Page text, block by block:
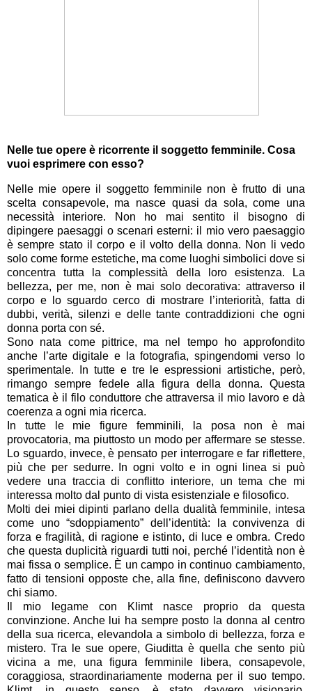
Nelle tue opere è ricorrente il soggetto femminile. Cosa
vuoi esprimere con esso?
Nelle mie opere il soggetto femminile non è frutto di una
scelta consapevole, ma nasce quasi da sola, come una
necessità interiore. Non ho mai sentito il bisogno di
dipingere paesaggi o scenari esterni: il mio vero paesaggio
è sempre stato il corpo e il volto della donna. Non li vedo
solo come forme estetiche, ma come luoghi simbolici dove si
concentra tutta la complessità della loro esistenza. La
bellezza, per me, non è mai solo decorativa: attraverso il
corpo e lo sguardo cerco di mostrare l’interiorità, fatta di
dubbi, verità, silenzi e delle tante contraddizioni che ogni
donna porta con sé.
Sono nata come pittrice, ma nel tempo ho approfondito
anche l’arte digitale e la fotografia, spingendomi verso lo
sperimentale. In tutte e tre le espressioni artistiche, però,
rimango sempre fedele alla figura della donna. Questa
tematica è il filo conduttore che attraversa il mio lavoro e dà
coerenza a ogni mia ricerca.
In tutte le mie figure femminili, la posa non è mai
provocatoria, ma piuttosto un modo per affermare se stesse.
Lo sguardo, invece, è pensato per interrogare e far riflettere,
più che per sedurre. In ogni volto e in ogni linea si può
vedere una traccia di conflitto interiore, un tema che mi
interessa molto dal punto di vista esistenziale e filosofico.
Molti dei miei dipinti parlano della dualità femminile, intesa
come uno “sdoppiamento” dell’identità: la convivenza di
forza e fragilità, di ragione e istinto, di luce e ombra. Credo
che questa duplicità riguardi tutti noi, perché l’identità non è
mai fissa o semplice. È un campo in continuo cambiamento,
fatto di tensioni opposte che, alla fine, definiscono davvero
chi siamo.
Il mio legame con Klimt nasce proprio da questa
convinzione. Anche lui ha sempre posto la donna al centro
della sua ricerca, elevandola a simbolo di bellezza, forza e
mistero. Tra le sue opere, Giuditta è quella che sento più
vicina a me, una figura femminile libera, consapevole,
coraggiosa, straordinariamente moderna per il suo tempo.